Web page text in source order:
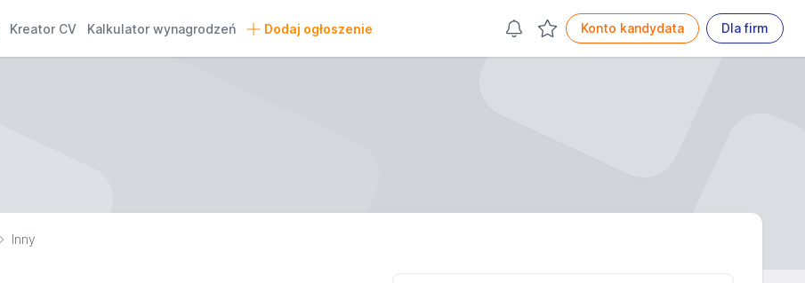
Kreator CV Kalkulator wynagrodzeń Dodaj ogłoszenie Konto kandydata Dla firm
Inny